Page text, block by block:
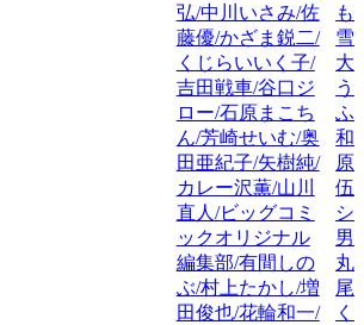
弘/中川いさみ/佐
藤優/かざま鋭二/
くじらいいく子/
吉田戦車/谷口ジ
ロー/石原まこち
ん/芳崎せいむ/奥
田亜紀子/矢樹純/
カレー沢薫/山川
直人/ビッグコミ
ックオリジナル
編集部/有間しの
ぶ/村上たかし/増
田俊也/花輪和一/
も
雪
大
う
ふ
和
原
伍/
シ
男
丸
尾
く